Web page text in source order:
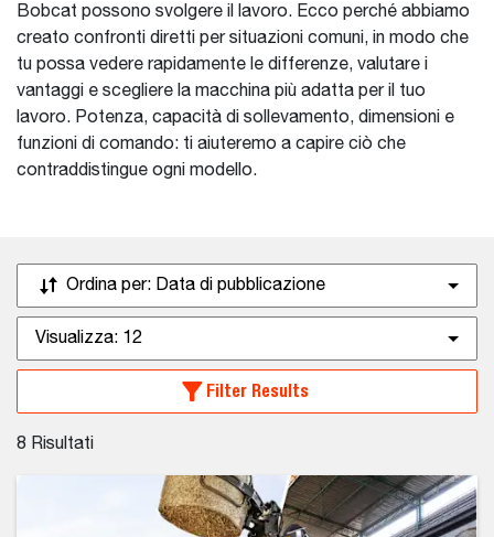
Bobcat possono svolgere il lavoro. Ecco perché abbiamo
creato confronti diretti per situazioni comuni, in modo che
tu possa vedere rapidamente le differenze, valutare i
vantaggi e scegliere la macchina più adatta per il tuo
lavoro. Potenza, capacità di sollevamento, dimensioni e
funzioni di comando: ti aiuteremo a capire ciò che
contraddistingue ogni modello.
Ordina per: Data di pubblicazione
Visualizza: 12
Filter Results
8 Risultati